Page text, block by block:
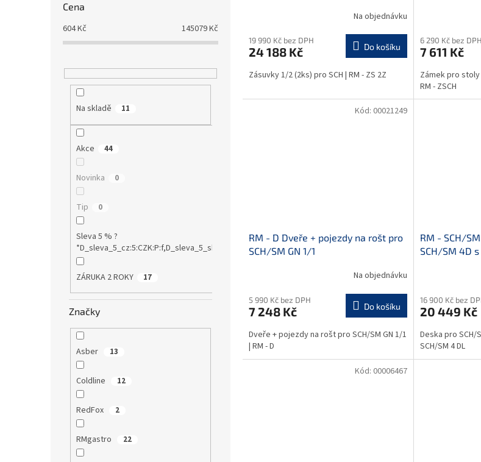
Cena
604Kč 145079Kč
Na skladě 11
Akce 44
Novinka 0
Tip 0
Sleva 5 % ?
*D_sleva_5_cz:5:CZK:P:f,D_sleva_5_sk:5:EUR:P:f!S1:0
44
ZÁRUKA 2 ROKY 17
Značky
Asber 13
Coldline 12
RedFox 2
RMgastro 22
Na objednávku
19 990 Kč bez DPH
24 188 Kč Do košíku
Zásuvky 1/2 (2ks) pro SCH | RM - ZS 2Z
6 290 Kč bez DPH
7 611 Kč
Zámek pro stoly
RM - ZSCH
RM - D Dveře + pojezdy na rošt pro
SCH/SM GN 1/1
Na objednávku
5 990 Kč bez DPH
7 248 Kč Do košíku
Dveře + pojezdy na rošt pro SCH/SM GN 1/1
| RM - D
Kód: 00021249
RM - SCH/
SCH/SM 4D
16 900 Kč bez
20 449 Kč
Deska pro SCH/
SCH/SM 4 DL
Kód: 00006467